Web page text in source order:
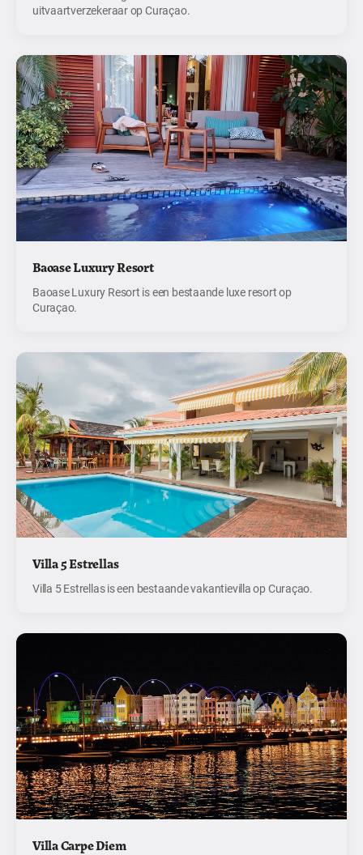
uitvaartverzekeraar op Curaçao.
Baoase Luxury Resort
Baoase Luxury Resort is een bestaande luxe resort op
Curaçao.
Villa 5 Estrellas
Villa 5 Estrellas is een bestaande vakantievilla op Curaçao.
Villa Carpe Diem